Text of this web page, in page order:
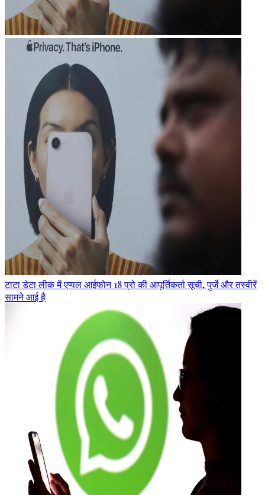
टाटा डेटा लीक में एप्पल आईफोन 18 प्रो की आपूर्तिकर्ता सूची, पुर्जे और तस्वीरें
सामने आई है